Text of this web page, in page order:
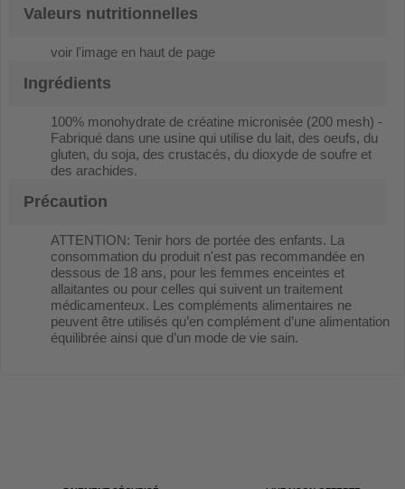
Valeurs nutritionnelles
voir l'image en haut de page
Ingrédients
100% monohydrate de créatine micronisée (200 mesh) -
Fabriqué dans une usine qui utilise du lait, des oeufs, du
gluten, du soja, des crustacés, du dioxyde de soufre et
des arachides.
Précaution
ATTENTION: Tenir hors de portée des enfants. La
consommation du produit n'est pas recommandée en
dessous de 18 ans, pour les femmes enceintes et
allaitantes ou pour celles qui suivent un traitement
médicamenteux. Les compléments alimentaires ne
peuvent être utilisés qu’en complément d’une alimentation
équilibrée ainsi que d’un mode de vie sain.